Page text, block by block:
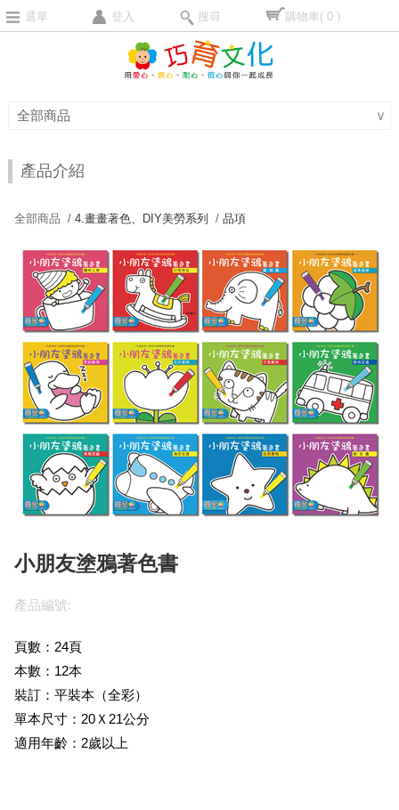
選單 登入 搜尋 購物車( 0 )
全部商品 ∨
產品介紹
全部商品 /4.畫畫著色、DIY美勞系列 /品項
小朋友塗鴉著色書
產品編號:
頁數：24頁
本數：12本
裝訂：平裝本（全彩）
單本尺寸：20Ｘ21公分
適用年齡：2歲以上